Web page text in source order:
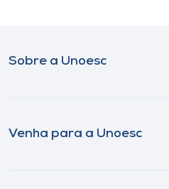
Sobre a Unoesc
Venha para a Unoesc